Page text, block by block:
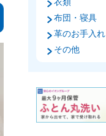
布団・寝具
革のお手入れ
その他